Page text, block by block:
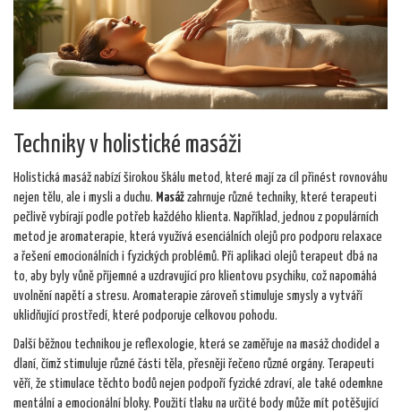
Techniky v holistické masáži
Holistická masáž nabízí širokou škálu metod, které mají za cíl přinést rovnováhu
nejen tělu, ale i mysli a duchu. Masáž zahrnuje různé techniky, které terapeuti
pečlivě vybírají podle potřeb každého klienta. Například, jednou z populárních
metod je aromaterapie, která využívá esenciálních olejů pro podporu relaxace
a řešení emocionálních i fyzických problémů. Při aplikaci olejů terapeut dbá na
to, aby byly vůně příjemné a uzdravující pro klientovu psychiku, což napomáhá
uvolnění napětí a stresu. Aromaterapie zároveň stimuluje smysly a vytváří
uklidňující prostředí, které podporuje celkovou pohodu.
Další běžnou technikou je reflexologie, která se zaměřuje na masáž chodidel a
dlaní, čímž stimuluje různé části těla, přesněji řečeno různé orgány. Terapeuti
věří, že stimulace těchto bodů nejen podpoří fyzické zdraví, ale také odemkne
mentální a emocionální bloky. Použití tlaku na určité body může mít potěšující